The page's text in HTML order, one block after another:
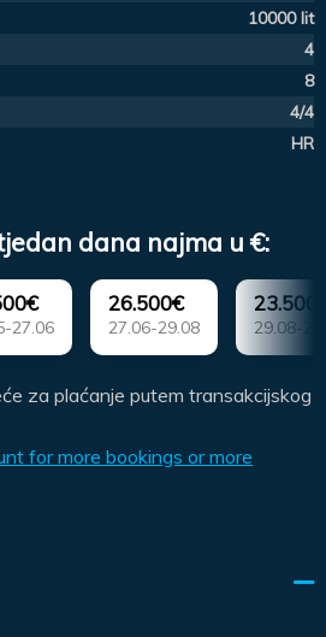
10000 lit
4
8
4/4
HR
dana najma u €:
27.06
26.500€
27.06-29.08 29.08-
za plaćanje putem transakcijskog
for more bookings or more